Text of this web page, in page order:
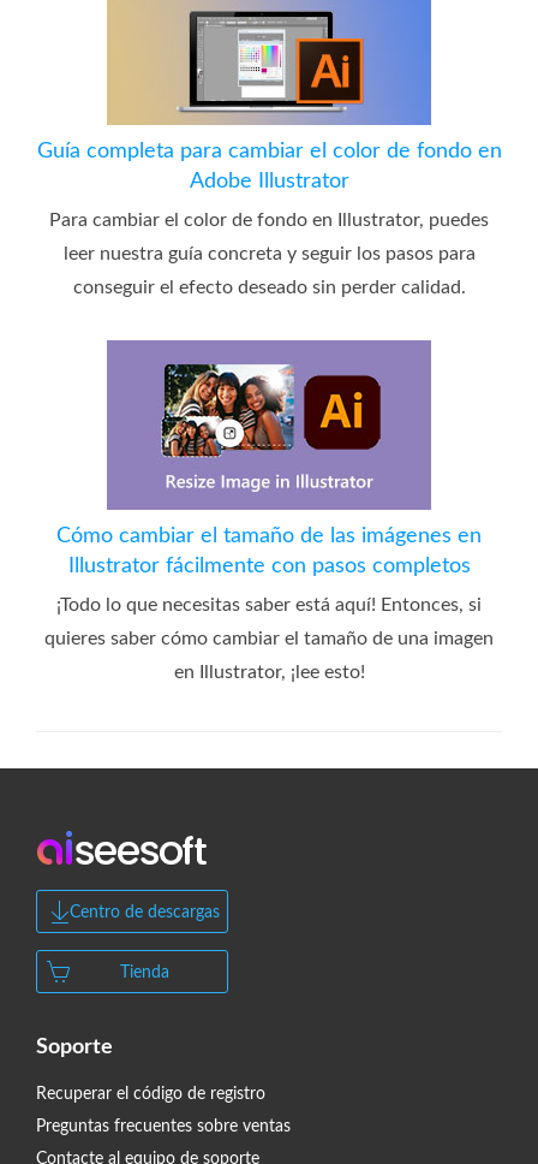
Guía completa para cambiar el color de fondo en
Adobe Illustrator
Para cambiar el color de fondo en Illustrator, puedes
leer nuestra guía concreta y seguir los pasos para
conseguir el efecto deseado sin perder calidad.
Cómo cambiar el tamaño de las imágenes en
Illustrator fácilmente con pasos completos
¡Todo lo que necesitas saber está aquí! Entonces, si
quieres saber cómo cambiar el tamaño de una imagen
en Illustrator, ¡lee esto!
Centro de descargas
Tienda
Soporte
Recuperar el código de registro
Preguntas frecuentes sobre ventas
Contacte al equipo de soporte